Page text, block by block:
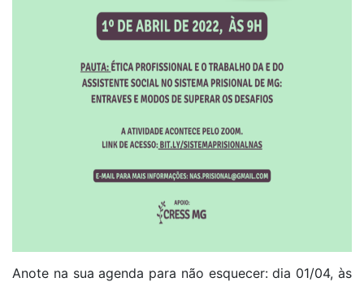
Anote na sua agenda para não esquecer: dia 01/04, às